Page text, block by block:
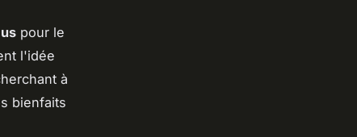
pour le
l'idée
à
bienfaits